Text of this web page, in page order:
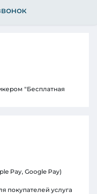
"Бесплатная
Pay, Google Pay)
покупателей услуга